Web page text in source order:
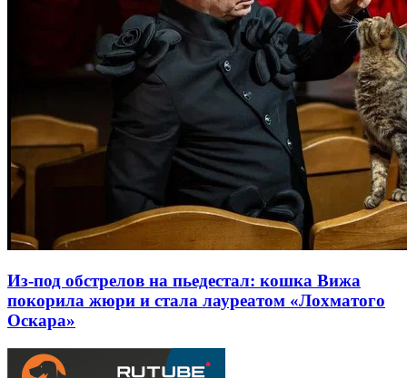
Из-под обстрелов на пьедестал: кошка Вижа
покорила жюри и стала лауреатом «Лохматого
Оскара»